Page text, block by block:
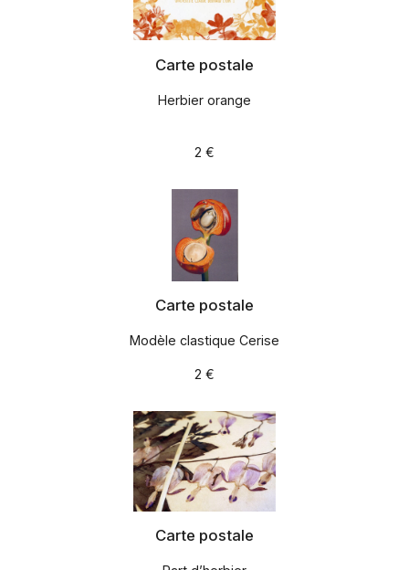
Carte postale
Herbier orange
2 €
Carte postale
Modèle clastique Cerise
2 €
Carte postale